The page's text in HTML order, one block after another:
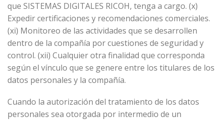
que SISTEMAS DIGITALES RICOH, tenga a cargo. (x)
Expedir certificaciones y recomendaciones comerciales.
(xi) Monitoreo de las actividades que se desarrollen
dentro de la compañía por cuestiones de seguridad y
control. (xii) Cualquier otra finalidad que corresponda
según el vínculo que se genere entre los titulares de los
datos personales y la compañía.
Cuando la autorización del tratamiento de los datos
personales sea otorgada por intermedio de un